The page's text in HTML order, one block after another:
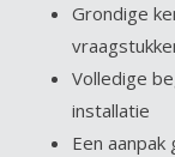
Grondige
Volledige
installatie
Een